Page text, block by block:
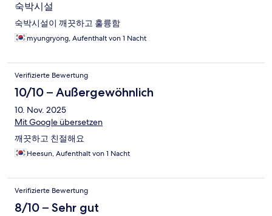
숙박시설
숙박시설이 깨끗하고 훌륭함
myungryong, Aufenthalt von 1 Nacht
Verifizierte Bewertung
10/10 – Außergewöhnlich
10. Nov. 2025
Mit Google übersetzen
깨끗하고 친절해요
Heesun, Aufenthalt von 1 Nacht
Verifizierte Bewertung
8/10 – Sehr gut